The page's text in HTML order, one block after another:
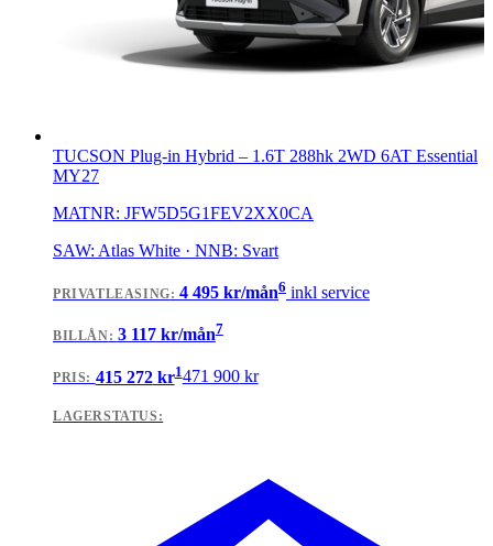
TUCSON Plug-in Hybrid – 1.6T 288hk 2WD 6AT Essential
MY27
MATNR: JFW5D5G1FEV2XX0CA
SAW: Atlas White · NNB: Svart
PRIVATLEASING:4 495 kr/mån6 inkl service
BILLÅN: 3 117kr/mån7
PRIS: 415 272kr1471 900kr
LAGERSTATUS: